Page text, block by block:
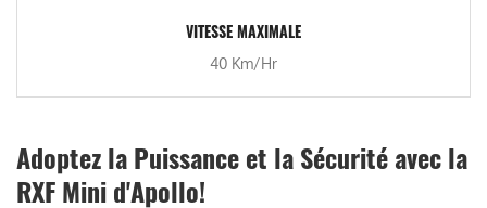
VITESSE MAXIMALE
40 Km/Hr
Adoptez la Puissance et la Sécurité avec la
RXF Mini d'Apollo!